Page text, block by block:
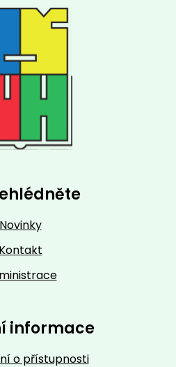
Novinky
Kontakt
informace
o přístupnosti